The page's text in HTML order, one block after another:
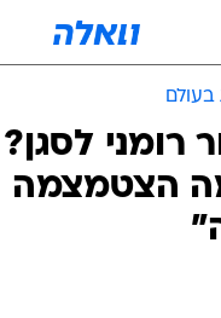
רומני לסגן?
הצטמצמה